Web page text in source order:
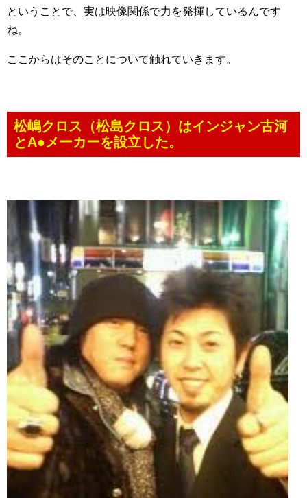
ということで、実は映像関係で力を発揮しているんです
ね。
ここからはそのことについて触れていきます。
松嶋クロス（松島クロス）はインジャン古河
とA●メーカーを設立した。